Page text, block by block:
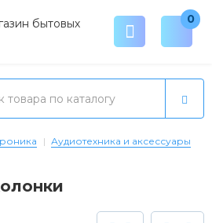
0
Аудиотехника и аксессуары